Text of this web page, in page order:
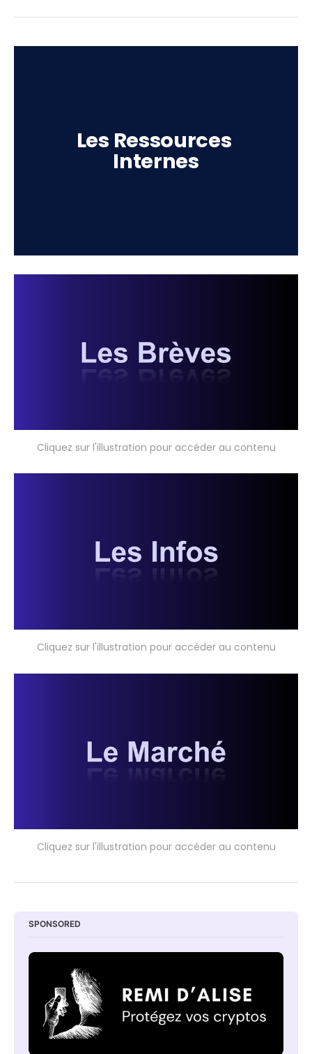
Les Ressources
Internes
Cliquez sur l'illustration pour accéder au contenu
Cliquez sur l'illustration pour accéder au contenu
Cliquez sur l'illustration pour accéder au contenu
SPONSORED